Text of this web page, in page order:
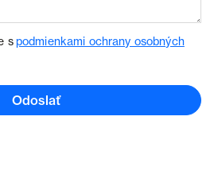
spodmienkami ochrany osobných
Odoslať